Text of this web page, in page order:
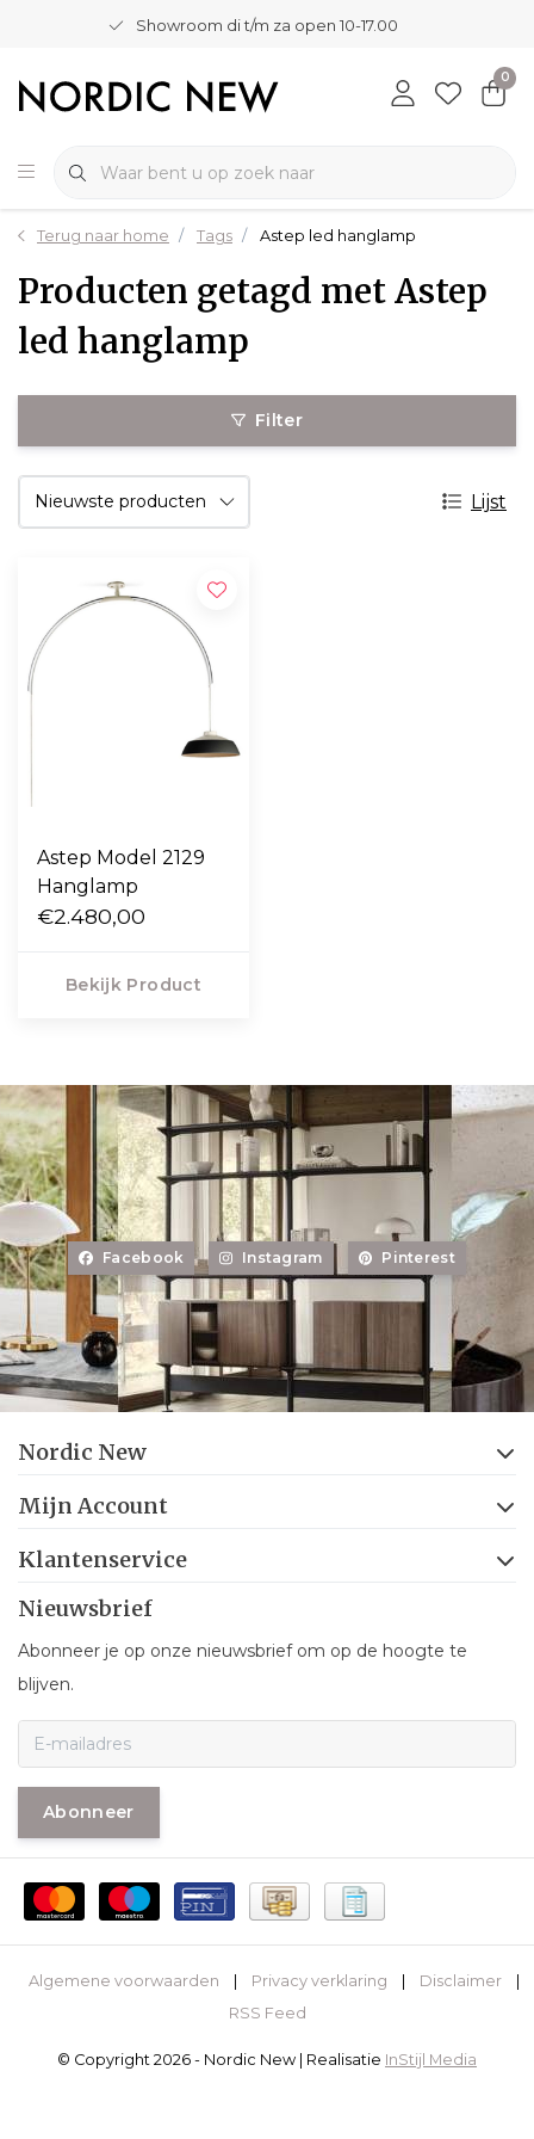
Showroom di t/m za open 10-17.00
0
Terug naar home Tags Astep led hanglamp
Producten getagd met Astep
led hanglamp
Filter
Lijst
Astep Model 2129
Hanglamp
€2.480,00
Bekijk Product
Facebook Instagram Pinterest
Nordic New
Mijn Account
Klantenservice
Nieuwsbrief
Abonneer je op onze nieuwsbrief om op de hoogte te
blijven.
Abonneer
Algemene voorwaarden Privacy verklaring Disclaimer
RSS Feed
© Copyright 2026 - Nordic New | Realisatie InStijl Media